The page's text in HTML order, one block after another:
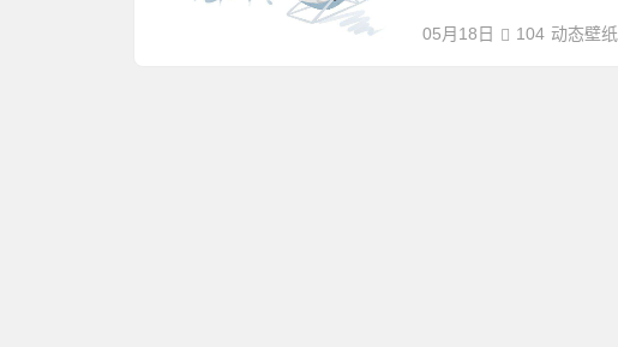
05月18日 104 动态壁纸